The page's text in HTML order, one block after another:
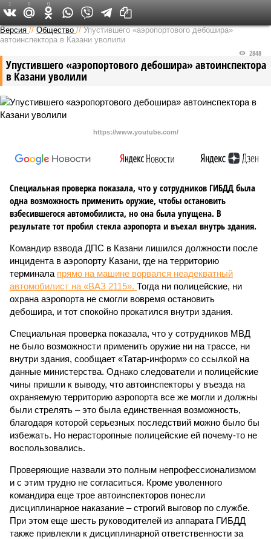
Версия в Татарстане
Версия //Общество //Упустившего «аэропортового дебошира»
автоинспектора в Казани уволили
Упустившего «аэропортового дебошира» автоинспектора
в Казани уволили
2848
https://www.youtube.com/
Специальная проверка показала, что у сотрудников ГИБДД была
одна возможность применить оружие, чтобы остановить
взбесившегося автомобилиста, но она была упущена. В
результате тот пробил стекла аэропорта и въехал внутрь здания.
Командир взвода ДПС в Казани лишился должности после
инцидента в аэропорту Казани, где на территорию
терминала прямо на машине ворвался неадекватный
автомобилист на «ВАЗ 2115». Тогда ни полицейские, ни
охрана аэропорта не смогли вовремя остановить
дебошира, и тот спокойно прокатился внутри здания.
Специальная проверка показала, что у сотрудников МВД
не было возможности применить оружие ни на трассе, ни
внутри здания, сообщает «Татар-информ» со ссылкой на
данные министерства. Однако следователи и полицейские
чины пришли к выводу, что автоинспекторы у въезда на
охраняемую территорию аэропорта все же могли и должны
были стрелять – это была единственная возможность,
благодаря которой серьезных последствий можно было бы
избежать. Но нерасторопные полицейские ей почему-то не
воспользовались.
Проверяющие назвали это полным непрофессионализмом
и с этим трудно не согласиться. Кроме уволенного
командира еще трое автоинспекторов понесли
дисциплинарное наказание – строгий выговор по службе.
При этом еще шесть руководителей из аппарата ГИБДД
также привлекли к дисциплинарной ответственности за
1 0 0